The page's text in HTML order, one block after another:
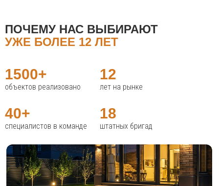
ПОЧЕМУ НАС ВЫБИРАЮТ
УЖЕ БОЛЕЕ 12 ЛЕТ
1500+
объектов реализовано
12
лет на рынке
18
штатных бригад
40+
специалистов в команде